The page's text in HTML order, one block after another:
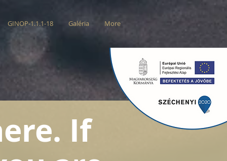
GINOP-1.1.1-18 Galéria More
If